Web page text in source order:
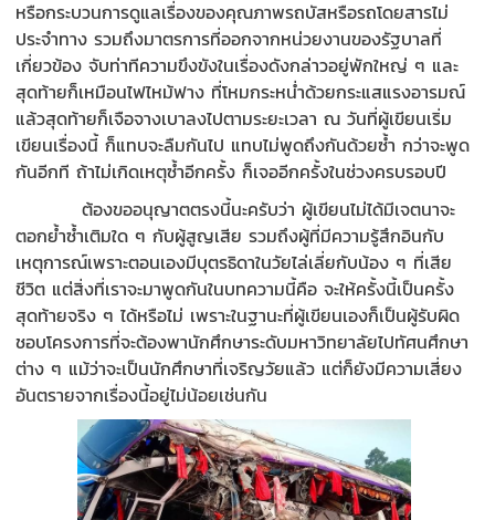
หรือกระบวนการดูแลเรื่องของคุณภาพรถบัสหรือรถโดยสารไม่
ประจำทาง รวมถึงมาตรการที่ออกจากหน่วยงานของรัฐบาลที่
เกี่ยวข้อง จับท่าทีความขึงขังในเรื่องดังกล่าวอยู่พักใหญ่ ๆ และ
สุดท้ายก็เหมือนไฟไหม้ฟาง ที่โหมกระหน่ำด้วยกระแสแรงอารมณ์
แล้วสุดท้ายก็เจือจางเบาลงไปตามระยะเวลา ณ วันที่ผู้เขียนเริ่ม
เขียนเรื่องนี้ ก็แทบจะลืมกันไป แทบไม่พูดถึงกันด้วยซ้ำ กว่าจะพูด
กันอีกที ถ้าไม่เกิดเหตุซ้ำอีกครั้ง ก็เจออีกครั้งในช่วงครบรอบปี
ต้องขออนุญาตตรงนี้นะครับว่า ผู้เขียนไม่ได้มีเจตนาจะ
ตอกย้ำซ้ำเติมใด ๆ กับผู้สูญเสีย รวมถึงผู้ที่มีความรู้สึกอินกับ
เหตุการณ์เพราะตอนเองมีบุตรธิดาในวัยไล่เลี่ยกับน้อง ๆ ที่เสีย
ชีวิต แต่สิ่งที่เราจะมาพูดกันในบทความนี้คือ จะให้ครั้งนี้เป็นครั้ง
สุดท้ายจริง ๆ ได้หรือไม่ เพราะในฐานะที่ผู้เขียนเองก็เป็นผู้รับผิด
ชอบโครงการที่จะต้องพานักศึกษาระดับมหาวิทยาลัยไปทัศนศึกษา
ต่าง ๆ แม้ว่าจะเป็นนักศึกษาที่เจริญวัยแล้ว แต่ก็ยังมีความเสี่ยง
อันตรายจากเรื่องนี้อยู่ไม่น้อยเช่นกัน